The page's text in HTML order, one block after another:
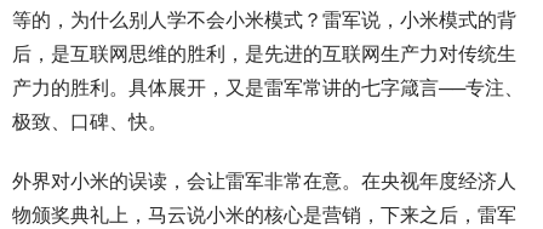
等的，为什么别人学不会小米模式？雷军说，小米模式的背
后，是互联网思维的胜利，是先进的互联网生产力对传统生
产力的胜利。具体展开，又是雷军常讲的七字箴言──专注、
极致、口碑、快。
外界对小米的误读，会让雷军非常在意。在央视年度经济人
物颁奖典礼上，马云说小米的核心是营销，下来之后，雷军